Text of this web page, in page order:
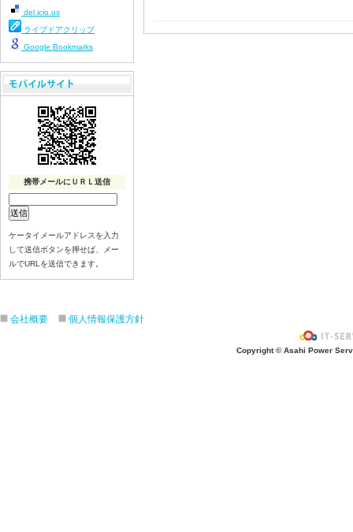
del.icio.us
ライブドアクリップ
Google Bookmarks
携帯メールにＵＲＬ送信
ケータイメールアドレスを入力
して送信ボタンを押せば、メー
ルでURLを送信できます。
会社概要 個人情報保護方針
Copyright © Asahi Power